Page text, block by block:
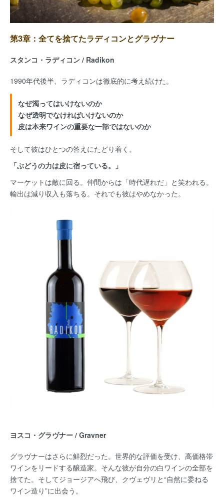
第3章：全てを捨てたラディコンとグラヴナー
スタンコ・ラディコン / Radikon
1990年代後半、ラディコンは徹底的に考え続けた。
なぜ濁ってはいけないのか
なぜ透明でなければいけないのか
皮は本来ワインの重要な一部ではないのか
そして彼はひとつの答えにたどり着く。
「ぶどうの力は皮に宿っている。」
マーケットは敵に回る。仲間からは「時代遅れだ」と笑われる。
輸出は減り収入も落ちる。それでも彼はやめなかった。
ヨスコ・グラヴナー / Gravner
グラヴナーはさらに鮮烈だった。世界的な評価を受け、高価格帯
ワインをリードする醸造家。そんな彼が自分の白ワインの全部を
捨てた。そしてジョージアへ飛び、クヴェヴリと“自然に委ねる
ワイン造り”に出会う。